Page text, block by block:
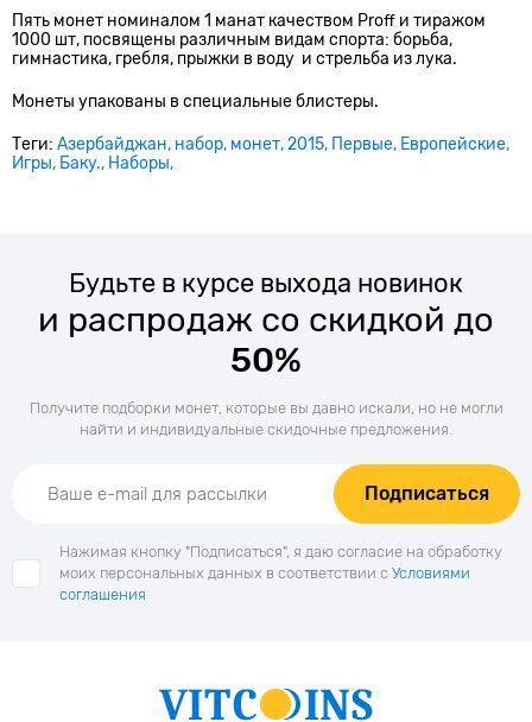
Пять монет номиналом 1 манат качеством Proff и тиражом
1000 шт, посвящены различным видам спорта: борьба,
гимнастика, гребля, прыжки в воду и стрельба из лука.
Монеты упакованы в специальные блистеры.
Теги: Азербайджан набор монет 2015 Первые Европейские
Игры Баку. Наборы
Будьте в курсе выхода новинок
и распродаж со скидкой до
50%
Получите подборки монет, которые вы давно искали, но не могли
найти и индивидуальные скидочные предложения.
Подписаться
Нажимая кнопку "Подписаться", я даю согласие на обработку
моих персональных данных в соответствии с Условиями
соглашения